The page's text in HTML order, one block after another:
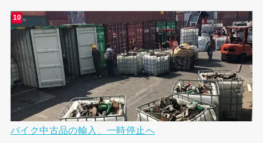
バイク中古品の輸入、一時停止へ